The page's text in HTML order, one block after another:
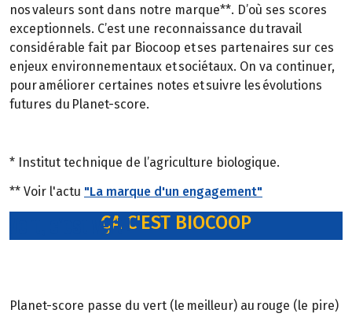
nos valeurs sont dans notre marque**. D’où ses scores
exceptionnels. C’est une reconnaissance du travail
considérable fait par Biocoop et ses partenaires sur ces
enjeux environnementaux et sociétaux. On va continuer,
pour améliorer certaines notes et suivre les évolutions
futures du Planet-score.
* Institut technique de l’agriculture biologique.
** Voir l'actu "La marque d'un engagement"
ÇA C'EST BIOCOOP
Vert, c'est vert !
Planet-score passe du vert (le meilleur) au rouge (le pire)